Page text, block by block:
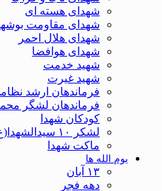
شهدای هسته ای
شهدای مقاومت
شهدای هلال احمر
شهدای هوافضا
شهید خدمت
شهید غیرت
فرماندهان ارشد
فرماندهان لشگر
کودکان شهدا
لشکر ۱۰ سیدالشهدا(ع)
ماکت شهدا
یوم الله ها
۱۳ آبان
دهه فجر